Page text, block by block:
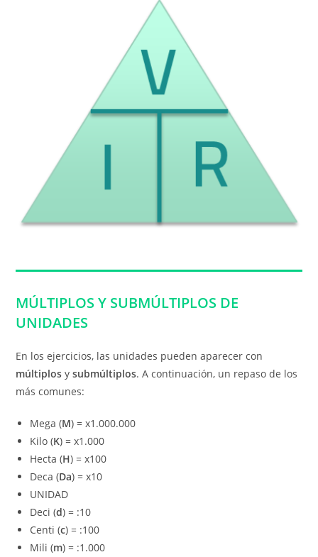
MÚLTIPLOS Y SUBMÚLTIPLOS DE
UNIDADES
En los ejercicios, las unidades pueden aparecer con
múltiplos ysubmúltiplos. A continuación, un repaso de los
más comunes:
Mega (M) = x1.000.000
Kilo (K) = x1.000
Hecta (H) = x100
Deca (Da) = x10
UNIDAD
Deci (d) = :10
Centi (c) = :100
Mili (m) = :1.000